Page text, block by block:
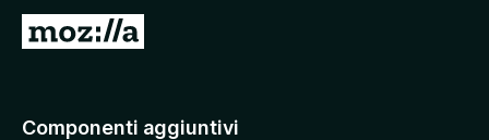
V
a
Componenti aggiuntivi